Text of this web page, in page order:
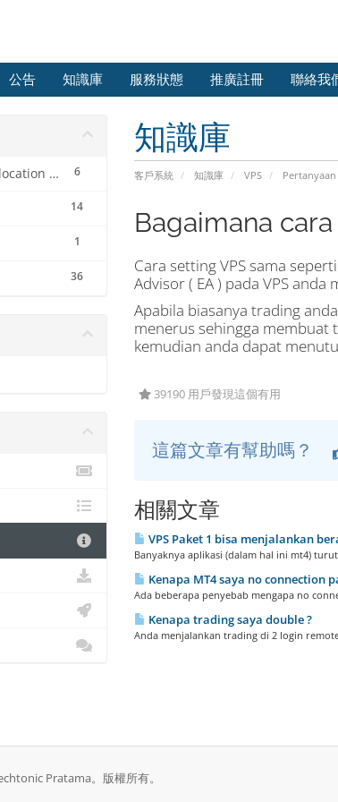
公告 知識庫 服務狀態 推廣註冊 聯絡我
知識庫
客戶系統 知識庫 VPS
6
Datacenter dan Colocation Service
14
1
36
Bagaimana
Cara setting VPS sama
Advisor ( EA ) pada VPS
Apabila biasanya trading
menerus sehingga membuat
kemudian anda dapat
39190 用戶發現這個有用
這篇文章有幫助嗎？
相關文章
VPS Paket 1 bisa menjalankan
Banyaknya aplikasi (dalam hal ini mt4)
Kenapa MT4 saya no connection
Ada beberapa penyebab mengapa no
Kenapa trading saya double ?
Anda menjalankan trading di 2 login
Pratama。版權所有。